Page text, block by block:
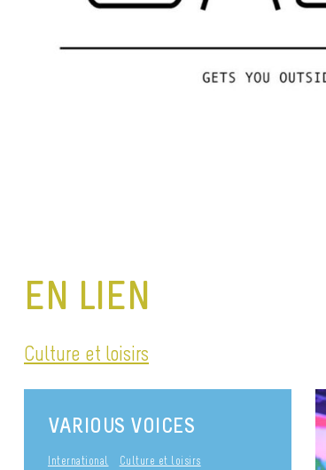
EN LIEN
Culture et loisirs
VARIOUS VOICES
International
Culture et loisirs